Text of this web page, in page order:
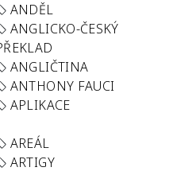
ANDĚL
ANGLICKO-ČESKÝ
ANGLIČTINA
ANTHONY FAUCI
APLIKACE
AREÁL
ARTIGY